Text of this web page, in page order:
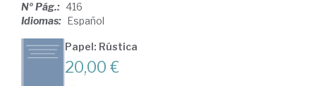
Nº Pág.: 416
Idiomas: Español
Papel: Rústica
20,00 €